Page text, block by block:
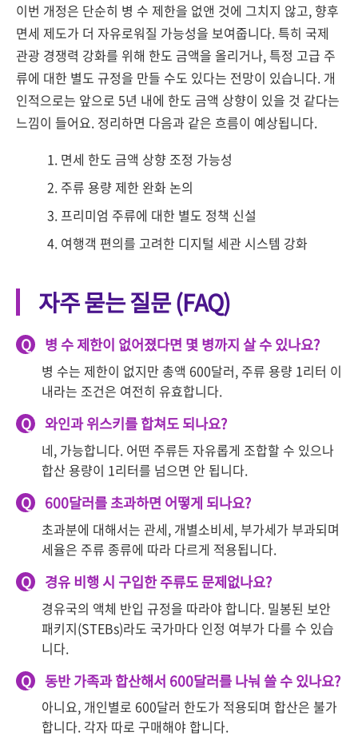
이번 개정은 단순히 병 수 제한을 없앤 것에 그치지 않고, 향후
면세 제도가 더 자유로워질 가능성을 보여줍니다. 특히 국제
관광 경쟁력 강화를 위해 한도 금액을 올리거나, 특정 고급 주
류에 대한 별도 규정을 만들 수도 있다는 전망이 있습니다. 개
인적으로는 앞으로 5년 내에 한도 금액 상향이 있을 것 같다는
느낌이 들어요. 정리하면 다음과 같은 흐름이 예상됩니다.
면세 한도 금액 상향 조정 가능성
주류 용량 제한 완화 논의
프리미엄 주류에 대한 별도 정책 신설
여행객 편의를 고려한 디지털 세관 시스템 강화
자주 묻는 질문 (FAQ)
Q 병 수 제한이 없어졌다면 몇 병까지 살 수 있나요?
병 수는 제한이 없지만 총액 600달러, 주류 용량 1리터 이
내라는 조건은 여전히 유효합니다.
Q 와인과 위스키를 합쳐도 되나요?
네, 가능합니다. 어떤 주류든 자유롭게 조합할 수 있으나
합산 용량이 1리터를 넘으면 안 됩니다.
Q 600달러를 초과하면 어떻게 되나요?
초과분에 대해서는 관세, 개별소비세, 부가세가 부과되며
세율은 주류 종류에 따라 다르게 적용됩니다.
Q 경유 비행 시 구입한 주류도 문제없나요?
경유국의 액체 반입 규정을 따라야 합니다. 밀봉된 보안
패키지(STEBs)라도 국가마다 인정 여부가 다를 수 있습
니다.
Q 동반 가족과 합산해서 600달러를 나눠 쓸 수 있나요?
아니요, 개인별로 600달러 한도가 적용되며 합산은 불가
합니다. 각자 따로 구매해야 합니다.